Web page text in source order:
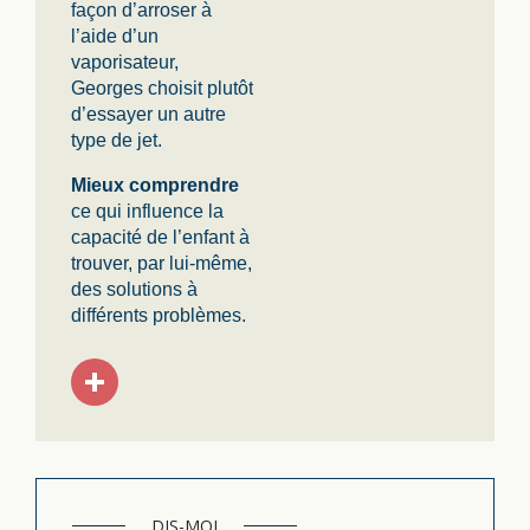
façon d’arroser à
l’aide d’un
vaporisateur,
Georges choisit plutôt
d’essayer un autre
type de jet.
Mieux comprendre
ce qui influence la
capacité de l’enfant à
trouver, par lui-même,
des solutions à
différents problèmes.